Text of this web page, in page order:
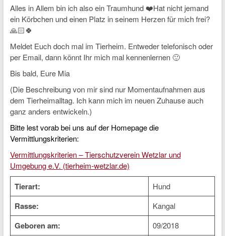
Alles in Allem bin ich also ein Traumhund ❤️Hat nicht jemand
ein Körbchen und einen Platz in seinem Herzen für mich frei?
🙏🏻🍀
Meldet Euch doch mal im Tierheim. Entweder telefonisch oder
per Email, dann könnt Ihr mich mal kennenlernen 🙂
Bis bald, Eure Mia
(Die Beschreibung von mir sind nur Momentaufnahmen aus
dem Tierheimalltag. Ich kann mich im neuen Zuhause auch
ganz anders entwickeln.)
Bitte lest vorab bei uns auf der Homepage die
Vermittlungskriterien:
Vermittlungskriterien – Tierschutzverein Wetzlar und
Umgebung e.V. (tierheim-wetzlar.de)
Tierart: Hund
Rasse: Kangal
Geboren am: 09/2018